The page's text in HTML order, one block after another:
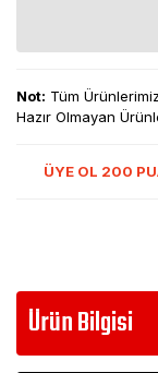
Not: Tüm
Hazır Olmayan
ÜYE OL 200
Ürün Bilgisi